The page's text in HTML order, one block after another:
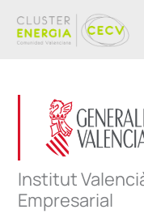
contenido
Institut
Empresarial